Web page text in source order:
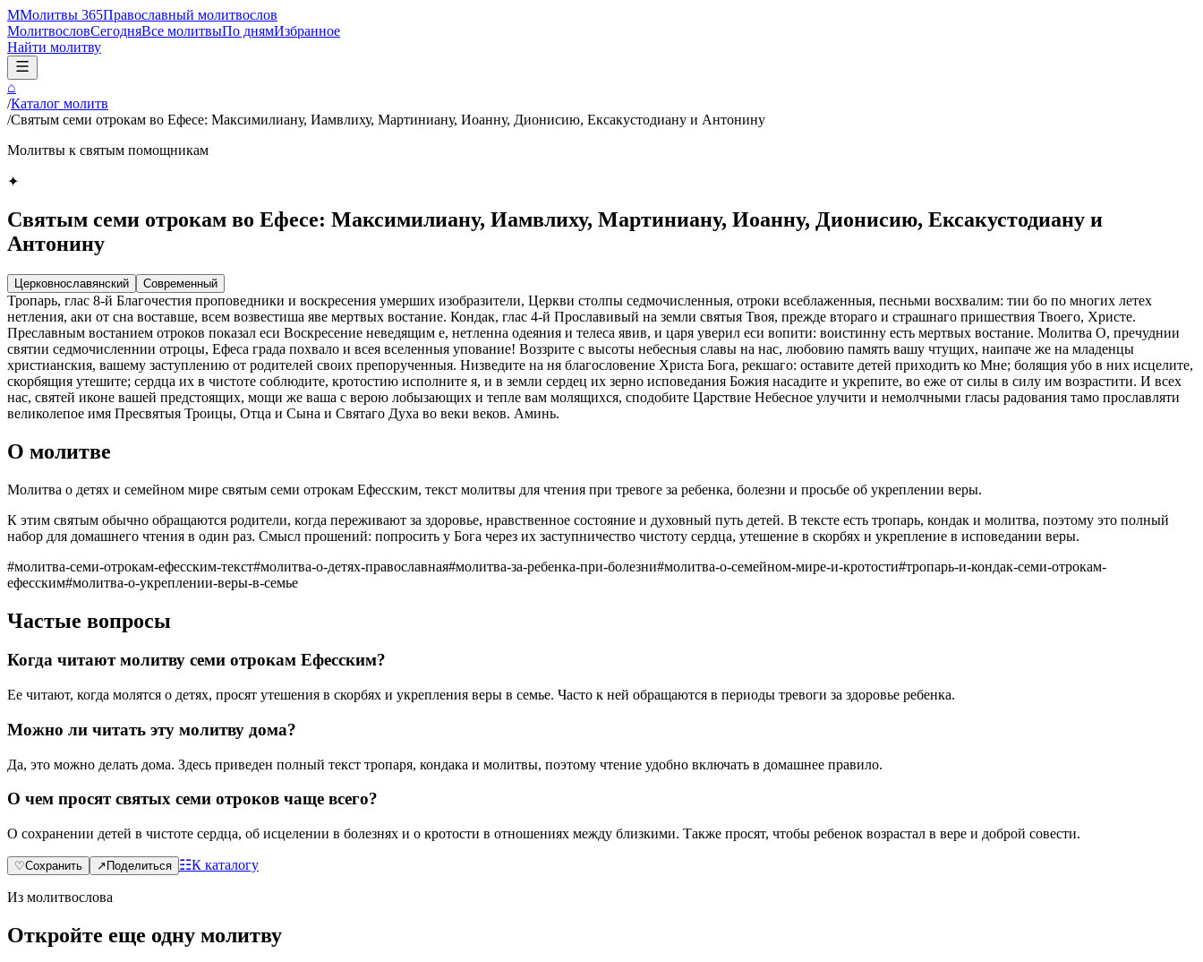
ММолитвы 365Православный молитвослов
МолитвословСегодняВсе молитвыПо днямИзбранное
Найти молитву
⌂
/Каталог молитв
/Святым семи отрокам во Ефесе: Максимилиану, Иамвлиху, Мартиниану, Иоанну, Дионисию, Ексакустодиану и Антонину
Молитвы к святым помощникам
✦
Святым семи отрокам во Ефесе: Максимилиану, Иамвлиху, Мартиниану, Иоанну, Дионисию, Ексакустодиану и
Антонину
Церковнославянский Современный
Тропарь, глас 8-й Благочестия проповедники и воскресения умерших изобразители, Церкви столпы седмочисленныя, отроки всеблаженныя, песньми восхвалим: тии бо по многих летех
нетления, аки от сна воставше, всем возвестиша яве мертвых востание. Кондак, глас 4-й Прославивый на земли святыя Твоя, прежде втораго и страшнаго пришествия Твоего, Христе.
Преславным востанием отроков показал еси Воскресение неведящим е, нетленна одеяния и телеса явив, и царя уверил еси вопити: воистинну есть мертвых востание. Молитва О, пречуднии
святии седмочисленнии отроцы, Ефеса града похвало и всея вселенныя упование! Воззрите с высоты небесныя славы на нас, любовию память вашу чтущих, наипаче же на младенцы
христианския, вашему заступлению от родителей своих препорученныя. Низведите на ня благословение Христа Бога, рекшаго: оставите детей приходить ко Мне; болящия убо в них исцелите,
скорбящия утешите; сердца их в чистоте соблюдите, кротостию исполните я, и в земли сердец их зерно исповедания Божия насадите и укрепите, во еже от силы в силу им возрастити. И всех
нас, святей иконе вашей предстоящих, мощи же ваша с верою лобызающих и тепле вам молящихся, сподобите Царствие Небесное улучити и немолчными гласы радования тамо прославляти
великолепое имя Пресвятыя Троицы, Отца и Сына и Святаго Духа во веки веков. Аминь.
О молитве
Молитва о детях и семейном мире святым семи отрокам Ефесским, текст молитвы для чтения при тревоге за ребенка, болезни и просьбе об укреплении веры.
К этим святым обычно обращаются родители, когда переживают за здоровье, нравственное состояние и духовный путь детей. В тексте есть тропарь, кондак и молитва, поэтому это полный
набор для домашнего чтения в один раз. Смысл прошений: попросить у Бога через их заступничество чистоту сердца, утешение в скорбях и укрепление в исповедании веры.
#молитва-семи-отрокам-ефесским-текст#молитва-о-детях-православная#молитва-за-ребенка-при-болезни#молитва-о-семейном-мире-и-кротости#тропарь-и-кондак-семи-отрокам-
ефесским#молитва-о-укреплении-веры-в-семье
Частые вопросы
Когда читают молитву семи отрокам Ефесским?
Ее читают, когда молятся о детях, просят утешения в скорбях и укрепления веры в семье. Часто к ней обращаются в периоды тревоги за здоровье ребенка.
Можно ли читать эту молитву дома?
Да, это можно делать дома. Здесь приведен полный текст тропаря, кондака и молитвы, поэтому чтение удобно включать в домашнее правило.
О чем просят святых семи отроков чаще всего?
О сохранении детей в чистоте сердца, об исцелении в болезнях и о кротости в отношениях между близкими. Также просят, чтобы ребенок возрастал в вере и доброй совести.
♡Сохранить ↗ Поделиться ☷К каталогу
Из молитвослова
Откройте еще одну молитву